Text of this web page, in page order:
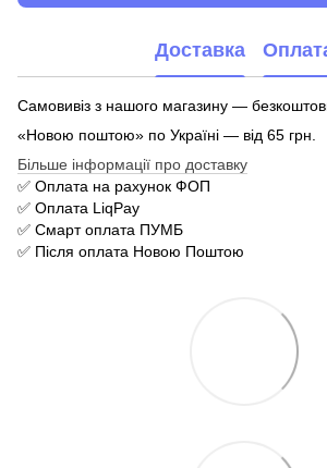
Доставка
Самовивіз з нашого магазину —
«Новою поштою» по Україні — від 65 грн.
Більше інформації про доставку
✅ Оплата на рахунок ФОП
✅ Оплата LiqPay
✅ Смарт оплата ПУМБ
✅ Після оплата Новою Поштою